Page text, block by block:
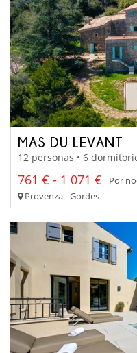
MAS DU LEVANT
12 personas • 6
761 € - 1 071 €
Por
Provenza - Gordes